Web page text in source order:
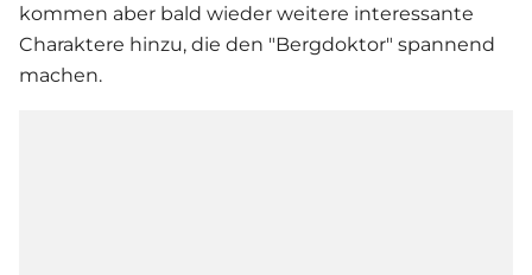
kommen aber bald wieder weitere interessante
Charaktere hinzu, die den "Bergdoktor" spannend
machen.